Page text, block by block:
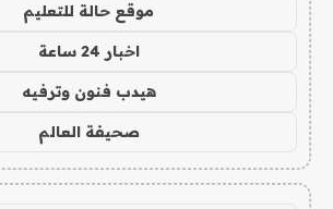
موقع حالة للتعليم
اخبار 24 ساعة
هيدب فنون وترفيه
صحيفة العالم